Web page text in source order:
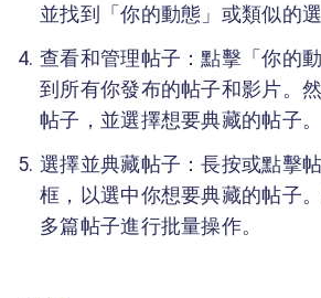
並找到「你的動態」或類似的選
查看和管理帖子：點擊「你的
到所有你發布的帖子和影片。
帖子，並選擇想要典藏的帖子。
選擇並典藏帖子：長按或點擊
框，以選中你想要典藏的帖子
多篇帖子進行批量操作。